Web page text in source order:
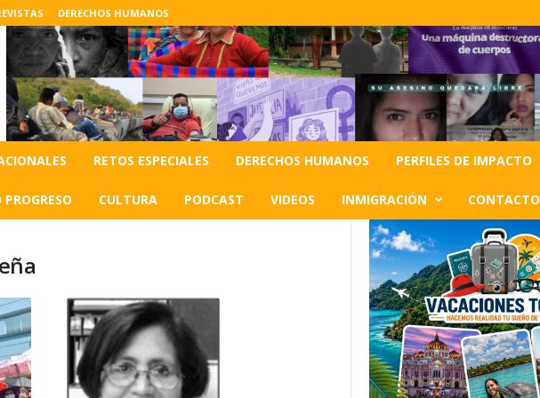
DERECHOS HUMANOS
RETOS ESPECIALES DERECHOS HUMANOS PERFILES DE IMPACTO
PROGRESO CULTURA PODCAST VIDEOS INMIGRACIÓN CONTACTO